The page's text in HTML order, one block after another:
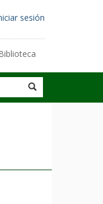
sesión
Buscar